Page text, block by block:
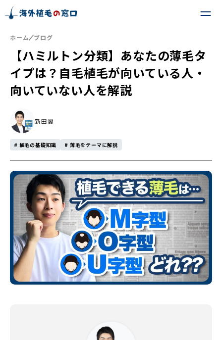
ホーム ブログ
【ハミルトン分類】あなたの薄毛タ
イプは？自毛植毛が向いている人・
向いていない人を解説
新田翼
# 植毛の基礎知識 # 薄毛をテーマに解説